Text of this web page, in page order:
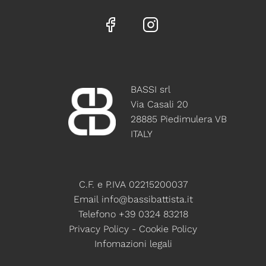
BASSI srl
Via Casali 20
28885 Piedimulera VB
ITALY
C.F. e P.IVA 02215200037
Email info@bassibattista.it
Telefono +39 0324 83218
Privacy Policy - Cookie Policy
Infomazioni legali